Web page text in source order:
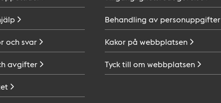
ochsvar
avgifter
Behandling av personuppgifter
Kakor på webbplatsen
Tyck till om webbplatsen